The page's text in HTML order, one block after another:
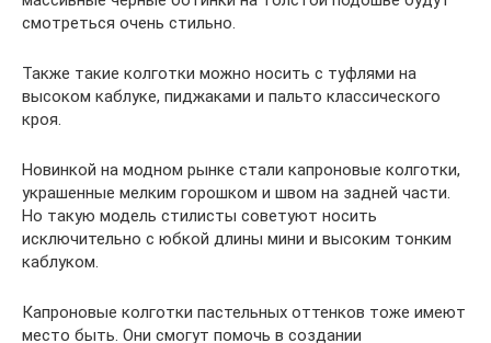
смотреться очень стильно.
Также такие колготки можно носить с туфлями на
высоком каблуке, пиджаками и пальто классического
кроя.
Новинкой на модном рынке стали капроновые колготки,
украшенные мелким горошком и швом на задней части.
Но такую модель стилисты советуют носить
исключительно с юбкой длины мини и высоким тонким
каблуком.
Капроновые колготки пастельных оттенков тоже имеют
место быть. Они смогут помочь в создании